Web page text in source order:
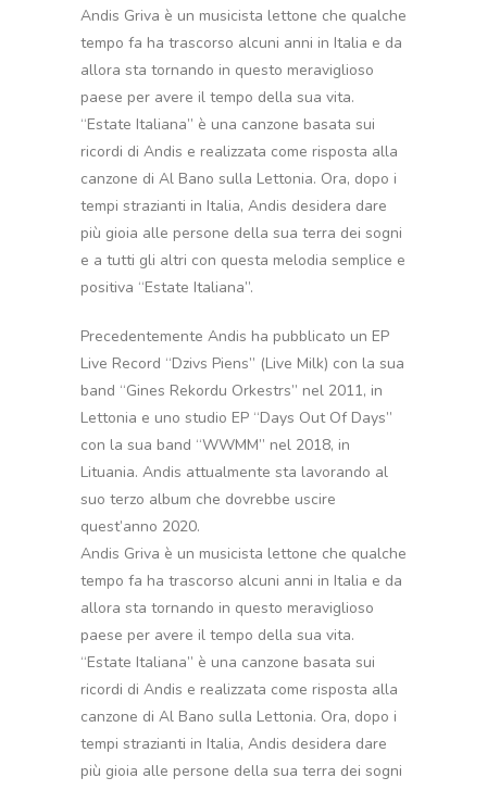
Andis Griva è un musicista lettone che qualche
tempo fa ha trascorso alcuni anni in Italia e da
allora sta tornando in questo meraviglioso
paese per avere il tempo della sua vita.
“Estate Italiana” è una canzone basata sui
ricordi di Andis e realizzata come risposta alla
canzone di Al Bano sulla Lettonia. Ora, dopo i
tempi strazianti in Italia, Andis desidera dare
più gioia alle persone della sua terra dei sogni
e a tutti gli altri con questa melodia semplice e
positiva “Estate Italiana”.
Precedentemente Andis ha pubblicato un EP
Live Record “Dzivs Piens” (Live Milk) con la sua
band “Gines Rekordu Orkestrs” nel 2011, in
Lettonia e uno studio EP “Days Out Of Days”
con la sua band “WWMM” nel 2018, in
Lituania. Andis attualmente sta lavorando al
suo terzo album che dovrebbe uscire
quest’anno 2020.
Andis Griva è un musicista lettone che qualche
tempo fa ha trascorso alcuni anni in Italia e da
allora sta tornando in questo meraviglioso
paese per avere il tempo della sua vita.
“Estate Italiana” è una canzone basata sui
ricordi di Andis e realizzata come risposta alla
canzone di Al Bano sulla Lettonia. Ora, dopo i
tempi strazianti in Italia, Andis desidera dare
più gioia alle persone della sua terra dei sogni